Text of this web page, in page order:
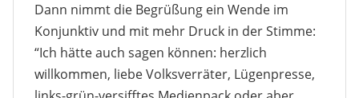
Dann nimmt die Begrüßung ein Wende im
Konjunktiv und mit mehr Druck in der Stimme:
“Ich hätte auch sagen können: herzlich
willkommen, liebe Volksverräter, Lügenpresse,